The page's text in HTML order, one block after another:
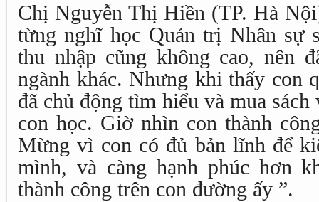
Chị Nguyễn Thị Hiền (TP. Hà
từng nghĩ học Quản trị Nhân sự
thu nhập cũng không cao, nên
ngành khác. Nhưng khi thấy con
đã chủ động tìm hiểu và mua
con học. Giờ nhìn con thành
Mừng vì con có đủ bản lĩnh để
mình, và càng hạnh phúc hơn
thành công trên con đường ấy ”.